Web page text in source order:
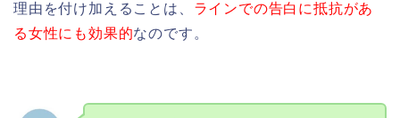
理由を付け加えることは、 ラインでの告白に抵抗があ
る女性にも効果的なのです。